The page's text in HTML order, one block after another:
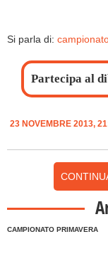
Si parla di:
Partecipa al
23 NOVEMBRE 2013,
CAMPIONATO PRIMAVERA